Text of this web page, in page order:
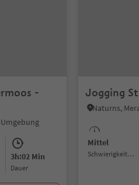
-
3h:02 Min
Dauer
Jogging
Naturns,
Mittel
Schwierigkeitsgrad